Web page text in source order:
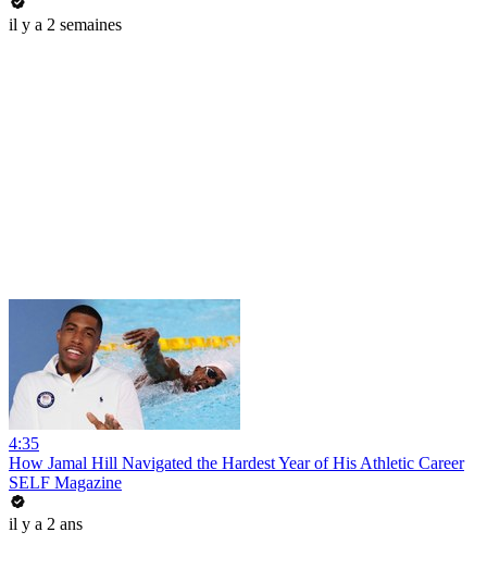
il y a 2 semaines
4:35
How Jamal Hill Navigated the Hardest Year of His Athletic Career
SELF Magazine
il y a 2 ans